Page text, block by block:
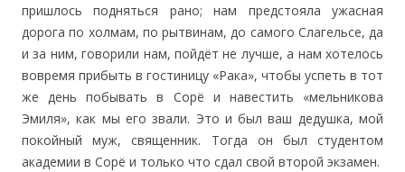
пришлось подняться рано; нам предстояла ужасная
дорога по холмам, по рытвинам, до самого Слагельсе, да
и за ним, говорили нам, пойдёт не лучше, а нам хотелось
вовремя прибыть в гостиницу «Рака», чтобы успеть в тот
же день побывать в Сорё и навестить «мельникова
Эмиля», как мы его звали. Это и был ваш дедушка, мой
покойный муж, священник. Тогда он был студентом
академии в Сорё и только что сдал свой второй экзамен.